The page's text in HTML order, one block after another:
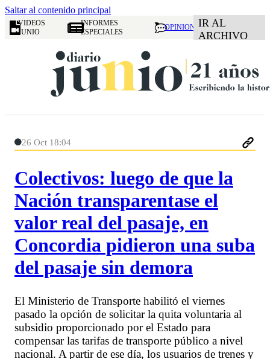
Saltar al contenido principal
VIDEOS
JUNIO
INFORMES
ESPECIALES
OPINION IR AL
ARCHIVO
26 Oct 18:04
Colectivos: luego de que la
Nación transparentase el
valor real del pasaje, en
Concordia pidieron una suba
del pasaje sin demora
El Ministerio de Transporte habilitó el viernes
pasado la opción de solicitar la quita voluntaria al
subsidio proporcionado por el Estado para
compensar las tarifas de transporte público a nivel
nacional. A partir de ese día, los usuarios de trenes y